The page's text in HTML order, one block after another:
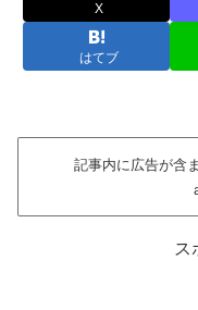
X
はてブ
記事内に広告が含
ス